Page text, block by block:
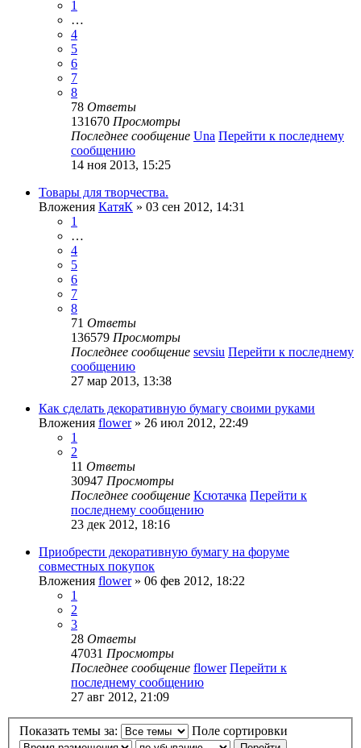
1
…
4
5
6
7
8
78 Ответы
131670 Просмотры
Последнее сообщение Una Перейти к последнему
сообщению
14 ноя 2013, 15:25
Товары для творчества.
Вложения КатяК » 03 сен 2012, 14:31
1
…
4
5
6
7
8
71 Ответы
136579 Просмотры
Последнее сообщение sevsiu Перейти к последнему
сообщению
27 мар 2013, 13:38
Как сделать декоративную бумагу своими руками
Вложения flower» 26 июл 2012, 22:49
1
2
11 Ответы
30947 Просмотры
Последнее сообщение Ксютачка Перейти к
последнему сообщению
23 дек 2012, 18:16
Приобрести декоративную бумагу на форуме
совместных покупок
Вложения flower» 06 фев 2012, 18:22
1
2
3
28 Ответы
47031 Просмотры
Последнее сообщение flower Перейти к
последнему сообщению
27 авг 2012, 21:09
Показать темы за: Поле сортировки